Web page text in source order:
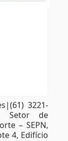
3221-
Setor de
– SEPN,
4, Edifício